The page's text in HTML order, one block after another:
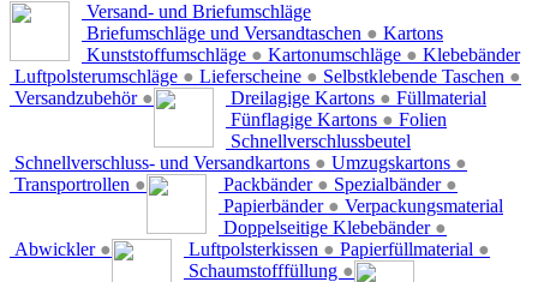
Versand- und Briefumschläge
Briefumschläge und Versandtaschen ●
Kunststoffumschläge ● Kartonumschläge ●
Luftpolsterumschläge ● Lieferscheine ● Selbstklebende Taschen ●
Versandzubehör ●
Kartons
Dreilagige Kartons ●
Fünflagige Kartons ●
Schnellverschluss- und Versandkartons ● Umzugskartons ●
Transportrollen ●
Klebebänder
Packbänder ● Spezialbänder ●
Papierbänder ●
Doppelseitige Klebebänder ●
Abwickler ●
Füllmaterial
Luftpolsterkissen ● Papierfüllmaterial ●
Schaumstofffüllung ●
Folien
Schnellverschlussbeutel
Verpackungsmaterial